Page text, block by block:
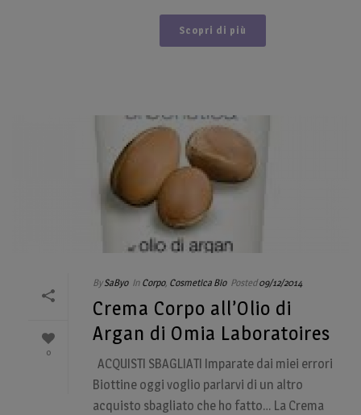
Scopri di più
0
By SaByo In Corpo, Cosmetica Bio Posted 09/12/2014
Crema Corpo all’Olio di
Argan di Omia Laboratoires
ACQUISTI SBAGLIATI Imparate dai miei errori
Biottine oggi voglio parlarvi di un altro
acquisto sbagliato che ho fatto… La Crema